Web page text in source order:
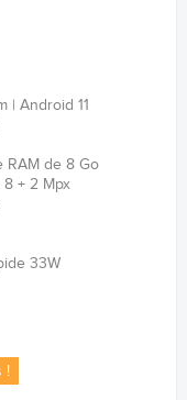
Android 11
RAM de 8 Go
+ 2 Mpx
33W
!